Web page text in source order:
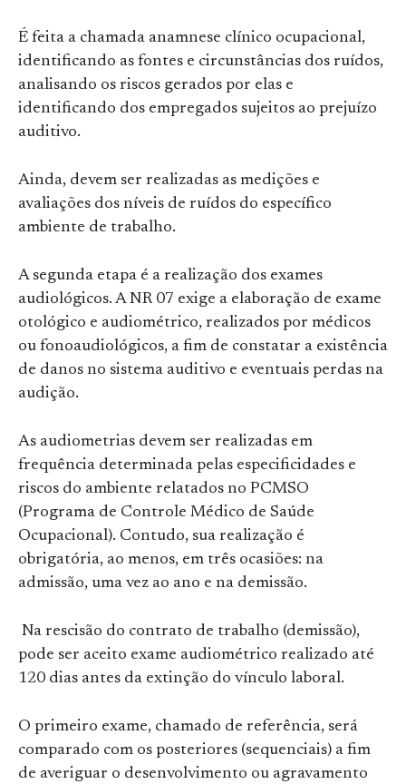
É feita a chamada anamnese clínico ocupacional,
identificando as fontes e circunstâncias dos ruídos,
analisando os riscos gerados por elas e
identificando dos empregados sujeitos ao prejuízo
auditivo.
Ainda, devem ser realizadas as medições e
avaliações dos níveis de ruídos do específico
ambiente de trabalho.
A segunda etapa é a realização dos exames
audiológicos. A NR 07 exige a elaboração de exame
otológico e audiométrico, realizados por médicos
ou fonoaudiológicos, a fim de constatar a existência
de danos no sistema auditivo e eventuais perdas na
audição.
As audiometrias devem ser realizadas em
frequência determinada pelas especificidades e
riscos do ambiente relatados no PCMSO
(Programa de Controle Médico de Saúde
Ocupacional). Contudo, sua realização é
obrigatória, ao menos, em três ocasiões: na
admissão, uma vez ao ano e na demissão.
Na rescisão do contrato de trabalho (demissão),
pode ser aceito exame audiométrico realizado até
120 dias antes da extinção do vínculo laboral.
O primeiro exame, chamado de referência, será
comparado com os posteriores (sequenciais) a fim
de averiguar o desenvolvimento ou agravamento